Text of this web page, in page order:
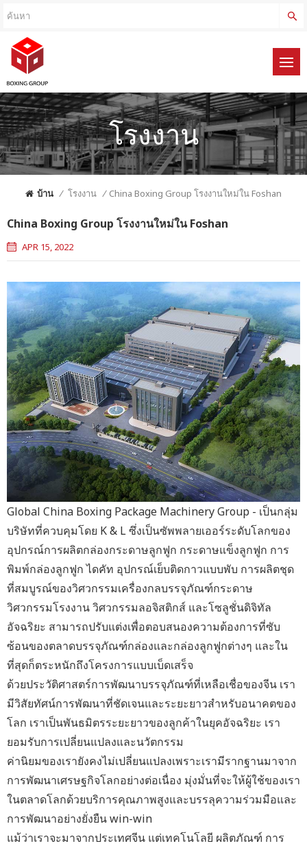
โรงงาน
บ้าน / โรงงาน / China Boxing Group โรงงานใหม่ใน Foshan
China Boxing Group โรงงานใหม่ใน Foshan
APR 15, 2022
Global China Boxing Package Machinery Group - เป็นกลุ่ม
บริษัทที่ควบคุมโดย K & L ซึ่งเป็นซัพพลายเออร์ระดับโลกของ
อุปกรณ์การผลิตกล่องกระดาษลูกฟูก กระดาษแข็งลูกฟูก การ
พิมพ์กล่องลูกฟูก ไดคัท อุปกรณ์เย็บติดกาวแบบพับ การผลิตชุด
ที่สมบูรณ์ของวิศวกรรมเครื่องกลบรรจุภัณฑ์กระดาษ
วิศวกรรมโรงงาน วิศวกรรมลอจิสติกส์ และโซลูชั่นดิจิทัล
อัจฉริยะ สามารถปรับแต่งเพื่อตอบสนองความต้องการที่ซับ
ซ้อนของตลาดบรรจุภัณฑ์กล่องและกล่องลูกฟูกต่างๆ และใน
ที่สุดก็ตระหนักถึงโครงการแบบเบ็ดเสร็จ
ด้วยประวัติศาสตร์การพัฒนาบรรจุภัณฑ์ที่เหลือเชื่อของจีน เรา
มีวิสัยทัศน์การพัฒนาที่ชัดเจนและระยะยาวสำหรับอนาคตของ
โลก เราเป็นพันธมิตรระยะยาวของลูกค้าในยุคอัจฉริยะ เรา
ยอมรับการเปลี่ยนแปลงและนวัตกรรม
ค่านิยมของเรายังคงไม่เปลี่ยนแปลงเพราะเรามีรากฐานมาจาก
การพัฒนาเศรษฐกิจโลกอย่างต่อเนื่อง มุ่งมั่นที่จะให้ผู้ใช้ของเรา
ในตลาดโลกด้วยบริการคุณภาพสูงและบรรลุความร่วมมือและ
การพัฒนาอย่างยั่งยืน win-win
แม้ว่าเราจะมาจากประเทศจีน แต่เทคโนโลยี ผลิตภัณฑ์ การ